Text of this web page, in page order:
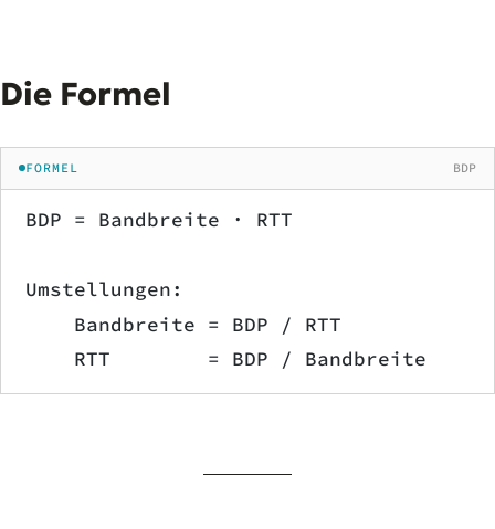
Die Formel
FORMEL BDP
BDP = Bandbreite · RTT
Umstellungen:
    Bandbreite = BDP / RTT
    RTT        = BDP / Bandbreite